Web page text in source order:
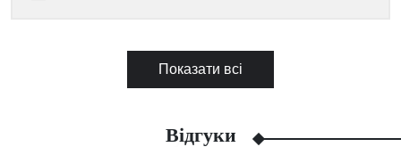
Показати всі
Відгуки